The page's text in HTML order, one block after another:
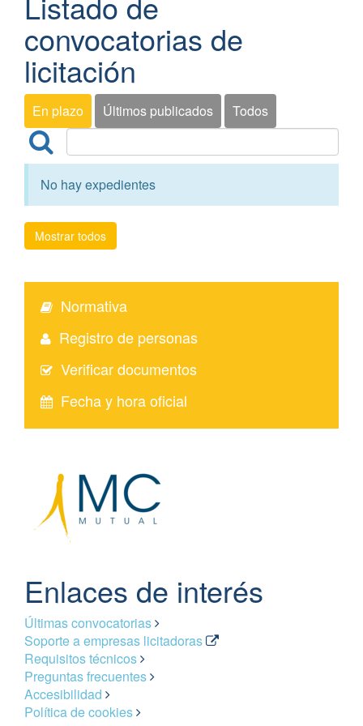
convocatorias de
licitación
En plazo Últimos publicados Todos
No hay expedientes
Mostrar todos
Normativa
Registro de personas
Verificar documentos
Fecha y hora oficial
Enlaces de interés
Últimas convocatorias
Soporte a empresas licitadoras
Requisitos técnicos
Preguntas frecuentes
Accesibilidad
Política de cookies